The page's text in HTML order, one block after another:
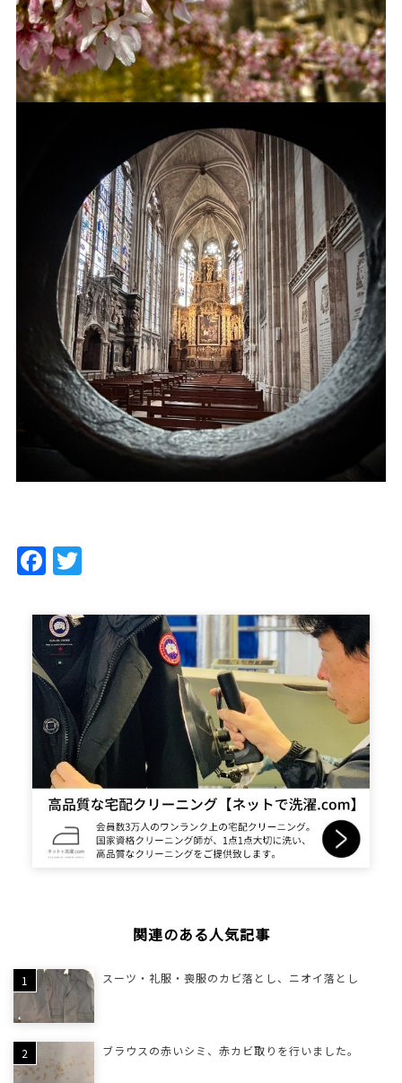
Facebook
関連のある人気記事
スーツ・礼服・喪服のカビ落とし、ニオイ落とし
ブラウスの赤いシミ、赤カビ取りを行いました。